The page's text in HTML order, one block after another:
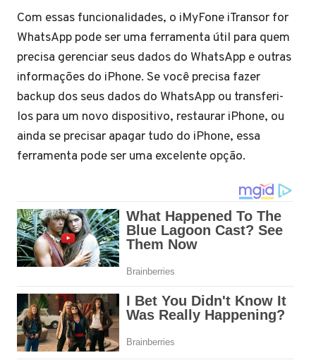
Com essas funcionalidades, o iMyFone iTransor for
WhatsApp pode ser uma ferramenta útil para quem
precisa gerenciar seus dados do WhatsApp e outras
informações do iPhone. Se você precisa fazer
backup dos seus dados do WhatsApp ou transferi-
los para um novo dispositivo, restaurar iPhone, ou
ainda se precisar apagar tudo do iPhone, essa
ferramenta pode ser uma excelente opção.